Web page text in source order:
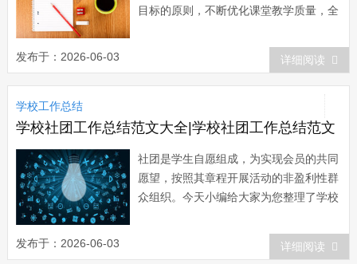
目标的原则，不断优化课堂教学质量，全
家分享小学教研工作总结，来欣赏一下
吧。 小学教研工作总结 一、以精
细化管理为抓手，促进教学常规进一步规
范。 教育教学工作是一个头绪众多的
系统工程，...
发布于：2026-06-03 详细阅读
学校工作总结
学校社团工作总结范文大全|学校社团工作总结范文
社团是学生自愿组成，为实现会员的共同
愿望，按照其章程开展活动的非盈利性群
众组织。今天小编给大家为您整理了学校
校社团工作总结范文一 总结过去，展
望未来。为更好的发展建设好社团，繁荣
发布于：2026-06-03 详细阅读